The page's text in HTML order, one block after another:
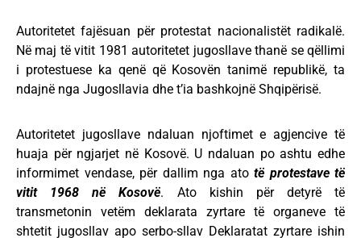
Autoritetet fajësuan për protestat nacionalistët radikalë.
Në maj të vitit 1981 autoritetet jugosllave thanë se qëllimi
i protestuese ka qenë që Kosovën tanimë republikë, ta
ndajnë nga Jugosllavia dhe t’ia bashkojnë Shqipërisë.
Autoritetet jugosllave ndaluan njoftimet e agjencive të
huaja për ngjarjet në Kosovë. U ndaluan po ashtu edhe
informimet vendase, për dallim nga ato të protestave të
vitit 1968 në Kosovë. Ato kishin për detyrë të
transmetonin vetëm deklarata zyrtare të organeve të
shtetit jugosllav apo serbo-sllav Deklaratat zyrtare ishin